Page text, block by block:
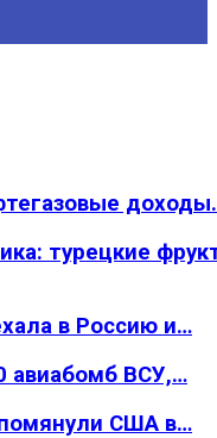
турецкие
в Россию и…
авиабомб ВСУ,…
США в…